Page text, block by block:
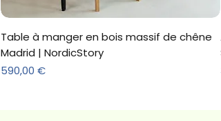
Table à manger en bois massif de chêne
Madrid | NordicStory
Prix
590,00 €